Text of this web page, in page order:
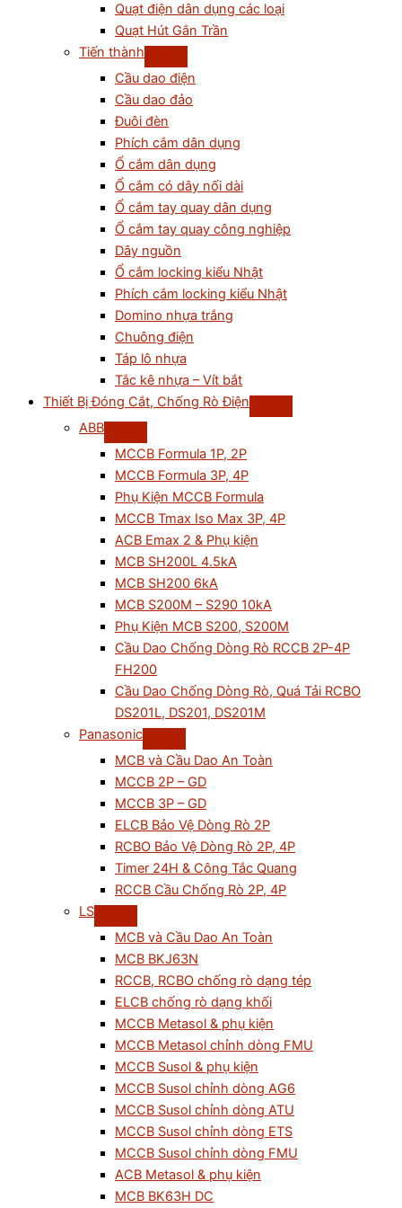
Quạt điện dân dụng các loại
Quạt Hút Gắn Trần
Tiến thành
Cầu dao điện
Cầu dao đảo
Đuôi đèn
Phích cắm dân dụng
Ổ cắm dân dụng
Ổ cắm có dây nối dài
Ổ cắm tay quay dân dụng
Ổ cắm tay quay công nghiệp
Dây nguồn
Ổ cắm locking kiểu Nhật
Phích cắm locking kiểu Nhật
Domino nhựa trắng
Chuông điện
Táp lô nhựa
Tắc kê nhựa – Vít bắt
Thiết Bị Đóng Cắt, Chống Rò Điện
ABB
MCCB Formula 1P, 2P
MCCB Formula 3P, 4P
Phụ Kiện MCCB Formula
MCCB Tmax Iso Max 3P, 4P
ACB Emax 2 & Phụ kiện
MCB SH200L 4.5kA
MCB SH200 6kA
MCB S200M – S290 10kA
Phụ Kiện MCB S200, S200M
Cầu Dao Chống Dòng Rò RCCB 2P-4P
FH200
Cầu Dao Chống Dòng Rò, Quá Tải RCBO
DS201L, DS201, DS201M
Panasonic
MCB và Cầu Dao An Toàn
MCCB 2P – GD
MCCB 3P – GD
ELCB Bảo Vệ Dòng Rò 2P
RCBO Bảo Vệ Dòng Rò 2P, 4P
Timer 24H & Công Tắc Quang
RCCB Cầu Chống Rò 2P, 4P
LS
MCB và Cầu Dao An Toàn
MCB BKJ63N
RCCB, RCBO chống rò dạng tép
ELCB chống rò dạng khối
MCCB Metasol & phụ kiện
MCCB Metasol chỉnh dòng FMU
MCCB Susol & phụ kiện
MCCB Susol chỉnh dòng AG6
MCCB Susol chỉnh dòng ATU
MCCB Susol chỉnh dòng ETS
MCCB Susol chỉnh dòng FMU
ACB Metasol & phụ kiện
MCB BK63H DC